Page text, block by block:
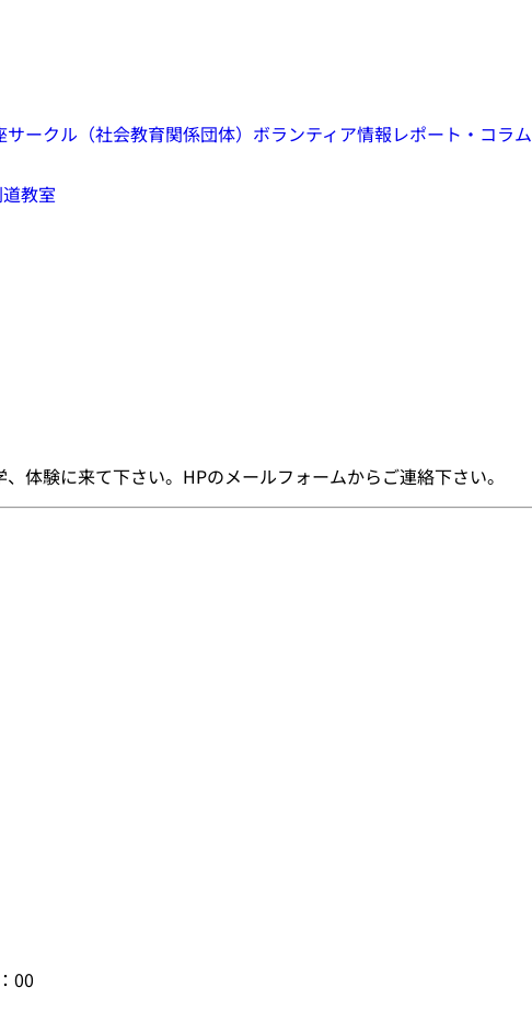
サークル（社会教育関係団体） ボランティア情報レポート・コラム
教室
体験に来て下さい。HPのメールフォームからご連絡下さい。
00